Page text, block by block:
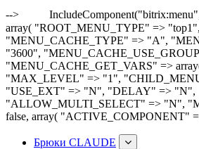
-->
array( "ROOT_MENU_TYPE" => "top1",
"MENU_CACHE_TYPE" => "A",
"3600",
"MENU_CACHE_GET_VARS" =>
"MAX_LEVEL" => "1",
"USE_EXT" => "N", "DELAY" => "N",
"ALLOW_MULTI_SELECT" => "N",
false, array( "ACTIVE_COMPONENT"
Брюки CLAUDE